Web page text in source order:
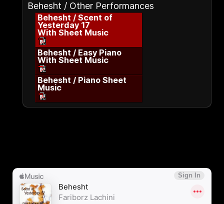
Behesht / Other Performances
Behesht / Scent of
Yesterday 17
With Sheet Music
Behesht / Easy Piano
With Sheet Music
Behesht / Piano Sheet
Music